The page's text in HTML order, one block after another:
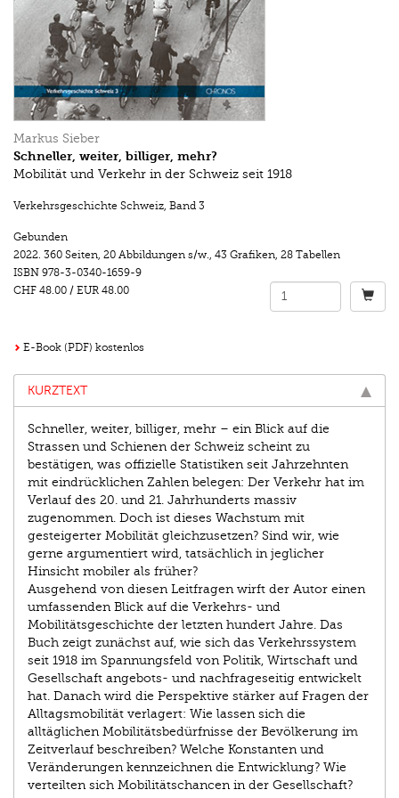
Markus Sieber
Schneller, weiter, billiger, mehr?
Mobilität und Verkehr in der Schweiz seit 1918
Verkehrsgeschichte Schweiz, Band 3
Gebunden
2022. 360 Seiten, 20 Abbildungen s/w., 43 Grafiken, 28 Tabellen
ISBN 978-3-0340-1659-9
CHF 48.00 / EUR 48.00
E-Book (PDF) kostenlos
KURZTEXT
Schneller, weiter, billiger, mehr – ein Blick auf die
Strassen und Schienen der Schweiz scheint zu
bestätigen, was offizielle Statistiken seit Jahrzehnten
mit eindrücklichen Zahlen belegen: Der Verkehr hat im
Verlauf des 20. und 21. Jahrhunderts massiv
zugenommen. Doch ist dieses Wachstum mit
gesteigerter Mobilität gleichzusetzen? Sind wir, wie
gerne argumentiert wird, tatsächlich in jeglicher
Hinsicht mobiler als früher?
Ausgehend von diesen Leitfragen wirft der Autor einen
umfassenden Blick auf die Verkehrs- und
Mobilitätsgeschichte der letzten hundert Jahre. Das
Buch zeigt zunächst auf, wie sich das Verkehrssystem
seit 1918 im Spannungsfeld von Politik, Wirtschaft und
Gesellschaft angebots- und nachfrageseitig entwickelt
hat. Danach wird die Perspektive stärker auf Fragen der
Alltagsmobilität verlagert: Wie lassen sich die
alltäglichen Mobilitätsbedürfnisse der Bevölkerung im
Zeitverlauf beschreiben? Welche Konstanten und
Veränderungen kennzeichnen die Entwicklung? Wie
verteilten sich Mobilitätschancen in der Gesellschaft?